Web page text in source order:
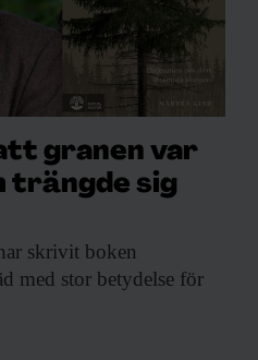
granen var
trängde sig
skrivit boken
med stor betydelse för